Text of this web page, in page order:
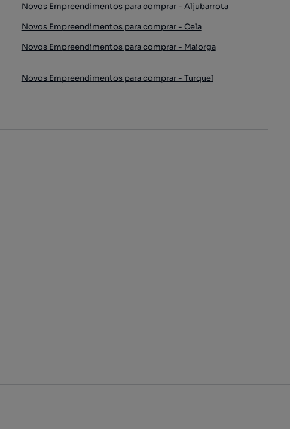
Novos Empreendimentos para comprar - Aljubarrota
Novos Empreendimentos para comprar - Cela
Novos Empreendimentos para comprar - Maiorga
Novos Empreendimentos para comprar - Turquel